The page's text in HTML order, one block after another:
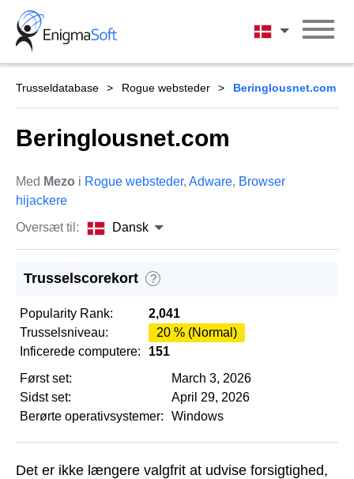
Skip
content
Dansk
Trusseldatabase Rogue websteder Beringlousnet.com
Beringlousnet.com
Med Mezo i Rogue websteder, Adware, Browser
hijackere
Oversæt til:
Dansk
Trusselscorekort ?
Popularity Rank:
2,041
Trusselsniveau:
20 % (Normal)
Inficerede computere:
151
Først set:
March 3, 2026
Sidst set:
April 29, 2026
Berørte operativsystemer:
Windows
Det er ikke længere valgfrit at udvise forsigtighed,